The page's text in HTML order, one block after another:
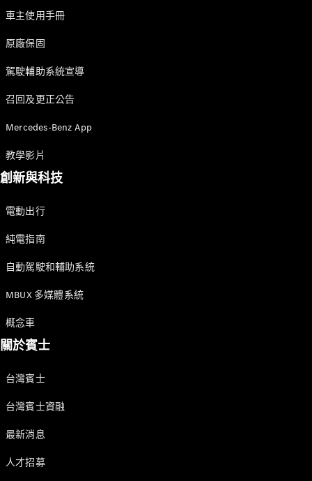
車主使用手冊
原廠保固
駕駛輔助系統宣導
召回及更正公告
Mercedes-Benz App
教學影片
創新與科技
電動出行
純電指南
自動駕駛和輔助系統
MBUX 多媒體系統
概念車
關於賓士
台灣賓士
台灣賓士資融
最新消息
人才招募